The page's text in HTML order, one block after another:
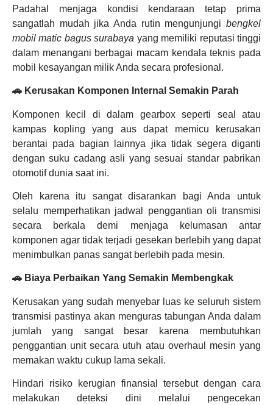
Padahal menjaga kondisi kendaraan tetap prima
sangatlah mudah jika Anda rutin mengunjungi bengkel
mobil matic bagus surabaya yang memiliki reputasi tinggi
dalam menangani berbagai macam kendala teknis pada
mobil kesayangan milik Anda secara profesional.
🚗 Kerusakan Komponen Internal Semakin Parah
Komponen kecil di dalam gearbox seperti seal atau
kampas kopling yang aus dapat memicu kerusakan
berantai pada bagian lainnya jika tidak segera diganti
dengan suku cadang asli yang sesuai standar pabrikan
otomotif dunia saat ini.
Oleh karena itu sangat disarankan bagi Anda untuk
selalu memperhatikan jadwal penggantian oli transmisi
secara berkala demi menjaga kelumasan antar
komponen agar tidak terjadi gesekan berlebih yang dapat
menimbulkan panas sangat berlebih pada mesin.
🚗 Biaya Perbaikan Yang Semakin Membengkak
Kerusakan yang sudah menyebar luas ke seluruh sistem
transmisi pastinya akan menguras tabungan Anda dalam
jumlah yang sangat besar karena membutuhkan
penggantian unit secara utuh atau overhaul mesin yang
memakan waktu cukup lama sekali.
Hindari risiko kerugian finansial tersebut dengan cara
melakukan deteksi dini melalui pengecekan